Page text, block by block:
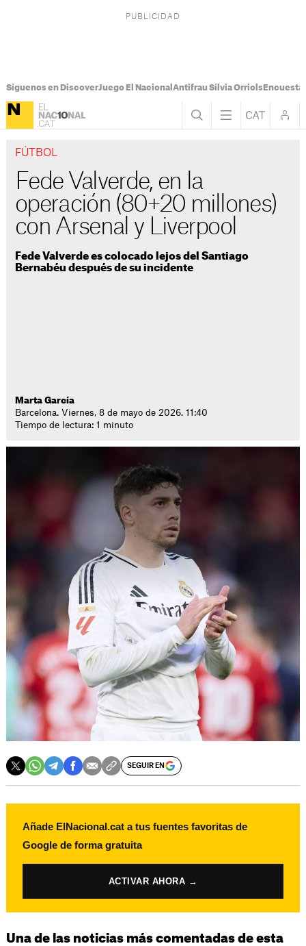
Síguenos en DiscoverJuego El Nacional Antifrau Sílvia OrriolsEncuesta
FÚTBOL
Fede Valverde, en la
operación (80+20 millones)
con Arsenal y Liverpool
Fede Valverde es colocado lejos del Santiago
Bernabéu después de su incidente
Marta García
Barcelona. Viernes, 8 de mayo de 2026. 11:40
Tiempo de lectura: 1 minuto
SEGUIR EN
Añade ElNacional.cat a tus fuentes favoritas de
Google de forma gratuita
ACTIVAR AHORA →
Una de las noticias más comentadas de esta